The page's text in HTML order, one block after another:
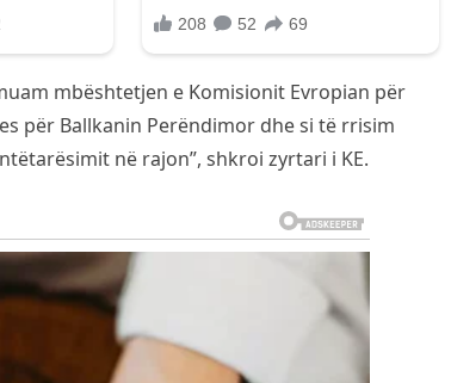
mbështetjen e Komisionit Evropian për
për Ballkanin Perëndimor dhe si të rrisim
në rajon”, shkroi zyrtari i KE.